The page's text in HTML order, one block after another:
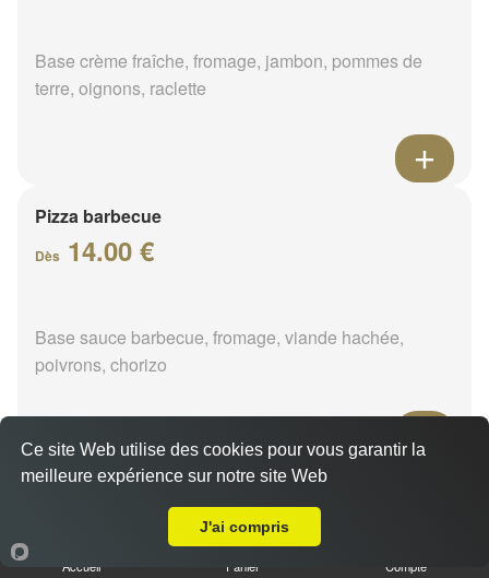
Base crème fraîche, fromage, jambon, pommes de
terre, oignons, raclette
Pizza barbecue
Dès 14.00 €
Base sauce barbecue, fromage, viande hachée,
poivrons, chorizo
Pizza cannibale
Accueil Panier Compte
Ce site Web utilise des cookies pour vous garantir la
meilleure expérience sur notre site Web
J'ai compris